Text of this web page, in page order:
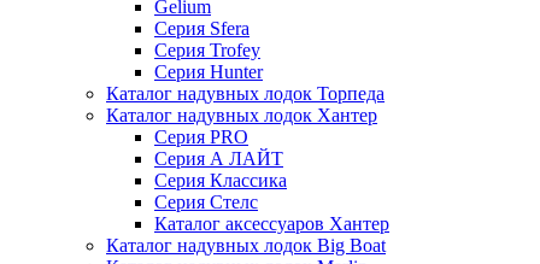
Gelium
Серия Sfera
Серия Trofey
Серия Hunter
Каталог надувных лодок Торпеда
Каталог надувных лодок Хантер
Серия PRO
Серия А ЛАЙТ
Серия Классика
Серия Стелс
Каталог аксессуаров Хантер
Каталог надувных лодок Big Boat